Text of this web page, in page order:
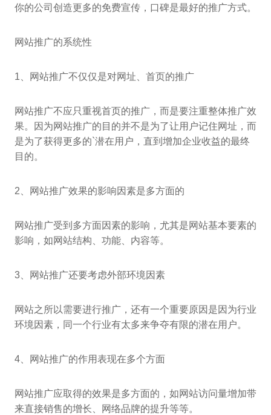
你的公司创造更多的免费宣传，口碑是最好的推广方式。
网站推广的系统性
1、网站推广不仅仅是对网址、首页的推广
网站推广不应只重视首页的推广，而是要注重整体推广效
果。因为网站推广的目的并不是为了让用户记住网址，而
是为了获得更多的`潜在用户，直到增加企业收益的最终
目的。
2、网站推广效果的影响因素是多方面的
网站推广受到多方面因素的影响，尤其是网站基本要素的
影响，如网站结构、功能、内容等。
3、网站推广还要考虑外部环境因素
网站之所以需要进行推广，还有一个重要原因是因为行业
环境因素，同一个行业有太多来争夺有限的潜在用户。
4、网站推广的作用表现在多个方面
网站推广应取得的效果是多方面的，如网站访问量增加带
来直接销售的增长、网络品牌的提升等等。